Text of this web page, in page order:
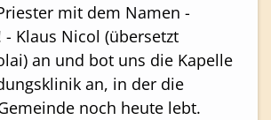
mit dem Namen -
Klaus Nicol (übersetzt
an und bot uns die Kapelle
an, in der die
noch heute lebt.